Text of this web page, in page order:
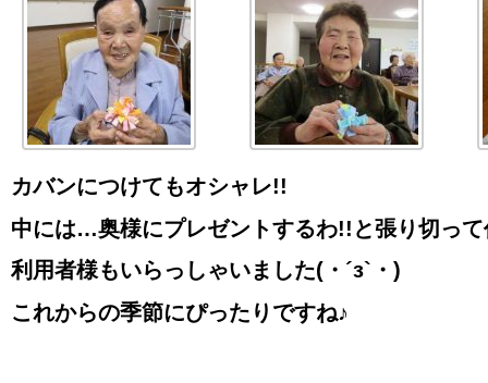
カバンにつけてもオシャレ!!
中には…奥様にプレゼントするわ!!と張り切っ
利用者様もいらっしゃいました( ・´з` ・ )
これからの季節にぴったりですね♪